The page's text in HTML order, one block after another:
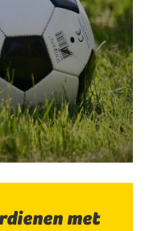
met